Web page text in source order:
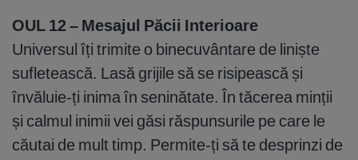
OUL 12 – Mesajul Păcii Interioare
Universul îți trimite o binecuvântare de liniște
sufletească. Lasă grijile să se risipească și
învăluie-ți inima în seninătate. În tăcerea minții
și calmul inimii vei găsi răspunsurile pe care le
căutai de mult timp. Permite-ți să te desprinzi de